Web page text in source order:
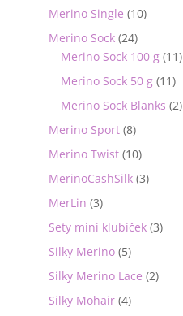
Merino Single (10)
Merino Sock (24)
Merino Sock 100 g (11)
Merino Sock 50 g (11)
Merino Sock Blanks (2)
Merino Sport (8)
Merino Twist (10)
MerinoCashSilk (3)
MerLin (3)
Sety mini klubíček (3)
Silky Merino (5)
Silky Merino Lace (2)
Silky Mohair (4)